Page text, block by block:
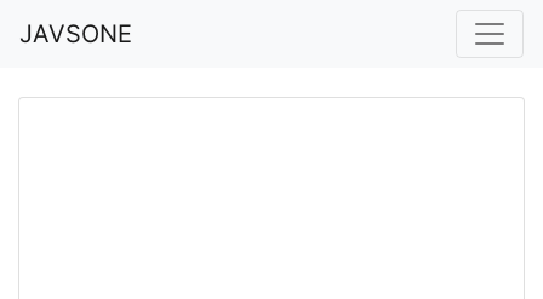
JAVSONE